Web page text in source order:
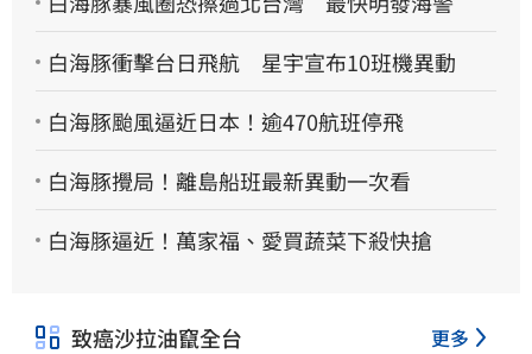
白海豚衝擊台日飛航 星宇宣布10班機異動
白海豚颱風逼近日本！逾470航班停飛
白海豚攪局！離島船班最新異動一次看
白海豚逼近！萬家福、愛買蔬菜下殺快搶
致癌沙拉油竄全台 更多